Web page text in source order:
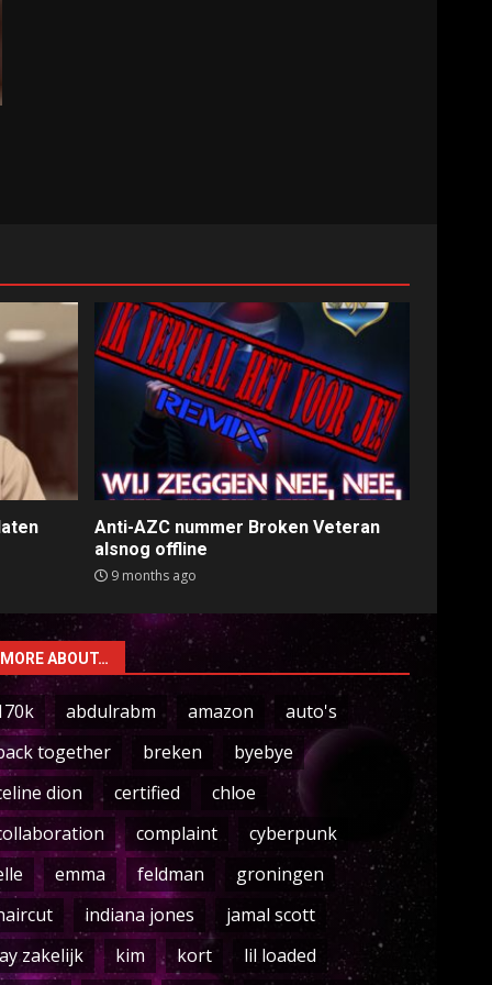
Anti-AZC nummer Broken Veteran
alsnog offline
9 months ago
MORE ABOUT…
abdulrabm amazon
auto's
together
breken
byebye
dion
certified
chloe
complaint
cyberpunk
emma feldman
groningen
indiana jones
jamal scott
zakelijk
kim kort
lil loaded